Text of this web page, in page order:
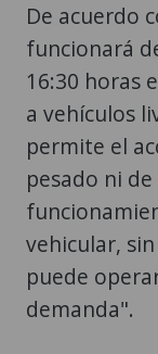
16:30 horas
a vehículos
permite el
pesado ni de
vehicular,
puede
demanda".